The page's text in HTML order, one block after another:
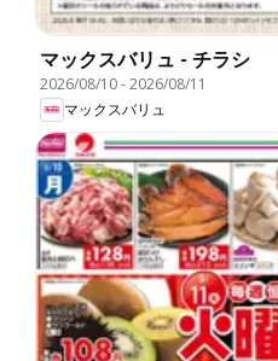
マックスバリュ - チラシ
2026/08/10-2026/08/11
マックスバリュ